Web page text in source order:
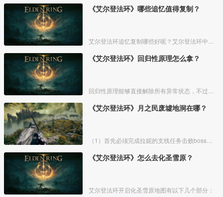
《艾尔登法环》哪些追忆值得复制？
《艾尔登法环》回归性原理怎么拿？
《艾尔登法环》月之民废墟地洞在哪？
《艾尔登法环》怎么去化圣雪原？
艾尔登法环开启化圣雪原地图有以下几个部分：